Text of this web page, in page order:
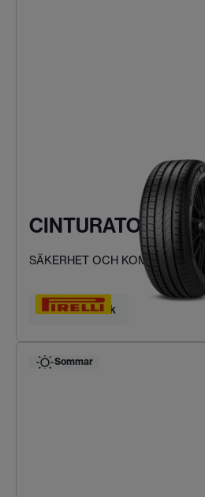
CINTURATO P7
SÄKERHET OCH KOMFORT
Hitta ditt däck
Sommar